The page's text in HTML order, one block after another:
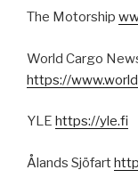
The Motorship
World Cargo
https://
YLE https://yle.fi
Ålands Sjöfart